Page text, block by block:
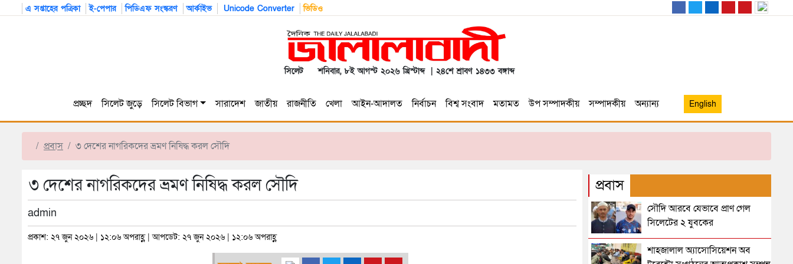
এ সপ্তাহের পত্রিকা ই-পেপার পিডিএফ সংস্করণ আর্কাইভ Unicode Converter ভিডিও
সিলেট শনিবার, ৮ই আগস্ট ২০২৬ খ্রিস্টাব্দ | ২৪শে শ্রাবণ ১৪৩৩ বঙ্গাব্দ
প্রচ্ছদ সিলেট জুড়ে সিলেট বিভাগ সারাদেশ জাতীয় রাজনীতি খেলা আইন-আদালত নির্বাচন বিশ্ব সংবাদ মতামত উপ সম্পাদকীয় সম্পাদকীয় অন্যান্য English
প্রবাস ৩ দেশের নাগরিকদের ভ্রমণ নিষিদ্ধ করল সৌদি
৩ দেশের নাগরিকদের ভ্রমণ নিষিদ্ধ করল সৌদি
admin
প্রকাশ: ২৭ জুন ২০২৬ | ১২:০৬ অপরাহ্ণ | আপডেট: ২৭ জুন ২০২৬ | ১২:০৬ অপরাহ্ণ
প্রবাস
সৌদি আরবে যেভাবে প্রাণ গেল
সিলেটের ২ যুবকের
শাহজালাল অ্যাসোসিয়েশন অব